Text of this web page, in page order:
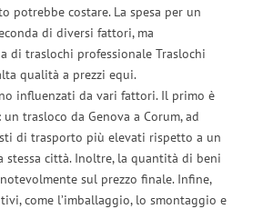
potrebbe costare. La spesa per un
di diversi fattori, ma
di traslochi professionale Traslochi
qualità a prezzi equi.
influenzati da vari fattori. Il primo è
trasloco da Genova a Corum, ad
di trasporto più elevati rispetto a un
stessa città. Inoltre, la quantità di beni
sul prezzo finale. Infine,
come l’imballaggio, lo smontaggio e